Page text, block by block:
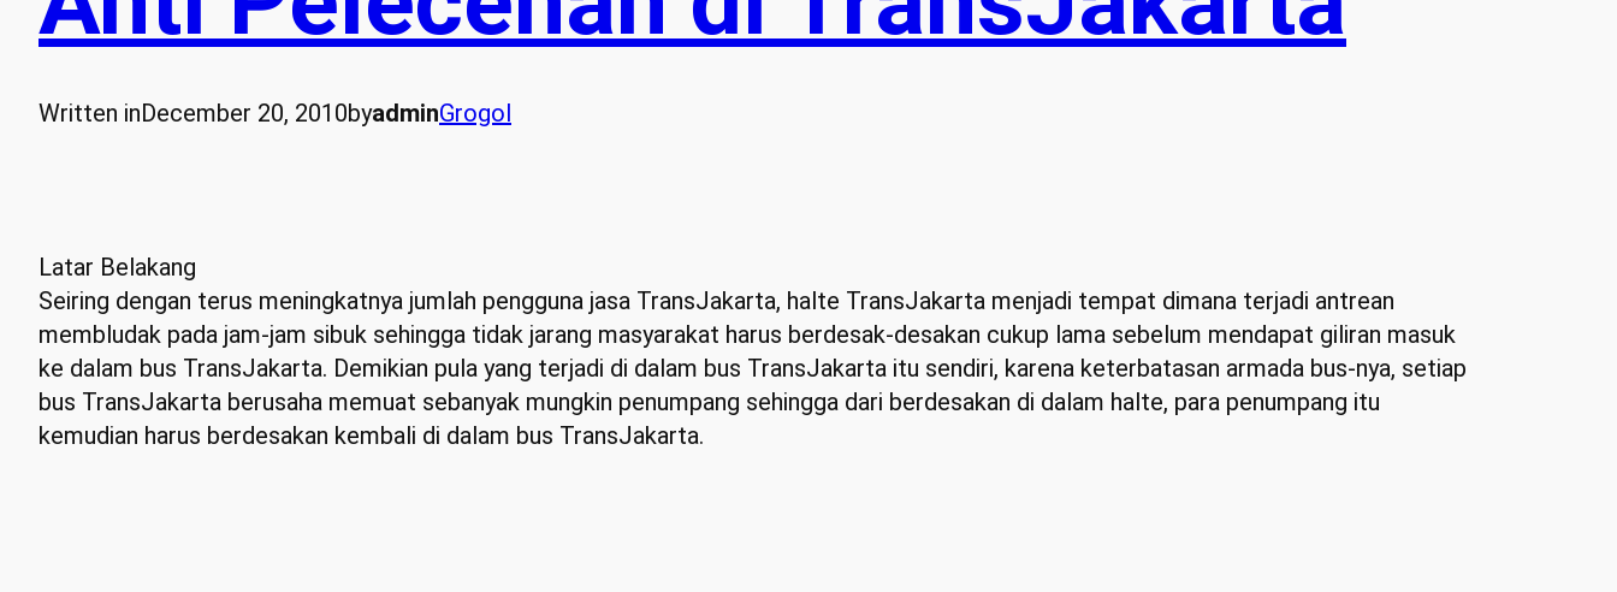
Written inDecember 20, 2010byadminGrogol
Latar Belakang
Seiring dengan terus meningkatnya jumlah pengguna jasa TransJakarta, halte TransJakarta menjadi tempat dimana terjadi antrean
membludak pada jam-jam sibuk sehingga tidak jarang masyarakat harus berdesak-desakan cukup lama sebelum mendapat giliran masuk
ke dalam bus TransJakarta. Demikian pula yang terjadi di dalam bus TransJakarta itu sendiri, karena keterbatasan armada bus-nya, setiap
bus TransJakarta berusaha memuat sebanyak mungkin penumpang sehingga dari berdesakan di dalam halte, para penumpang itu
kemudian harus berdesakan kembali di dalam bus TransJakarta.